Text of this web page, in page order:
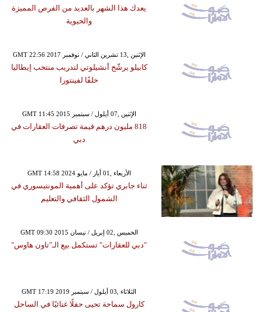
يعدك هذا الشهر بالعديد من الفرص المميزة
والحيوية
GMT 22:56 2017 الإثنين ,13 تشرين الثاني / نوفمبر
كابيلو يرشّح أنشيلوتي لتدريب منتخب إيطاليا
خلفًا لفينتورا
GMT 11:45 2015 الإثنين ,07 أيلول / سبتمبر
818 مليون درهم قيمة تصرفات العقارات في
دبي
GMT 14:58 2024 الأربعاء ,01 أيار / مايو
ثناء جابري تؤكد على أهمية المونتيسوري في
الشمول الثقافي والتعليم
GMT 09:30 2015 الخميس ,02 إبريل / نيسان
"دبي للعقارات" تستكمل بيع الـ"تاون هاوس"
GMT 17:19 2019 الثلاثاء ,03 أيلول / سبتمبر
كارول سماحة تحيى حفلًا غنائيًا في الساحل